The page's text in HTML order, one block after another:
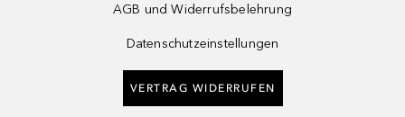
AGB und Widerrufsbelehrung
Datenschutzeinstellungen
VERTRAG WIDERRUFEN